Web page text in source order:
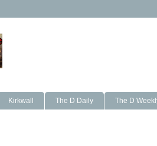
Kirkwall The D Daily The D